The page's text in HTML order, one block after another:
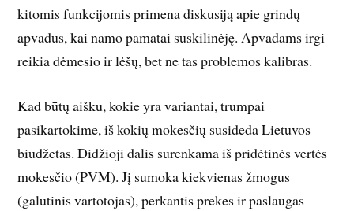
kitomis funkcijomis primena diskusiją apie grindų
apvadus, kai namo pamatai suskilinėję. Apvadams irgi
reikia dėmesio ir lėšų, bet ne tas problemos kalibras.
Kad būtų aišku, kokie yra variantai, trumpai
pasikartokime, iš kokių mokesčių susideda Lietuvos
biudžetas. Didžioji dalis surenkama iš pridėtinės vertės
mokesčio (PVM). Jį sumoka kiekvienas žmogus
(galutinis vartotojas), perkantis prekes ir paslaugas